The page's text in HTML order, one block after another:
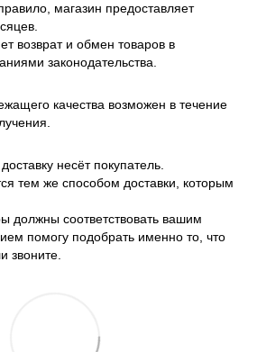
магазин предоставляет
возврат и обмен товаров в
законодательства.
качества возможен в течение
несёт покупатель.
тем же способом доставки, которым
должны соответствовать вашим
помогу подобрать именно то, что
звоните.